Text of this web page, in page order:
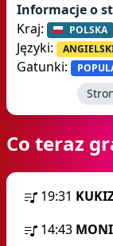
Informacje o
Kraj:
POLSKA
Języki:
Gatunki:
Co teraz
19:31
14:43